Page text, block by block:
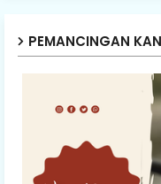
PEMANCINGAN